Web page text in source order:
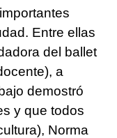
Entre ellas
del ballet
a
demostró
y que todos
Norma